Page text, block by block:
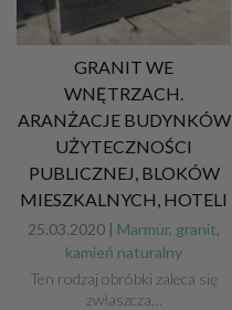
GRANIT WE
WNĘTRZACH.
ARANŻACJE BUDYNKÓW
UŻYTECZNOŚCI
PUBLICZNEJ, BLOKÓW
MIESZKALNYCH, HOTELI
25.03.2020 | Marmur, granit,
kamień naturalny
Ten rodzaj obróbki zaleca się
zwłaszcza…